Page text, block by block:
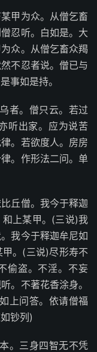
甲为众。从僧乞畜
忍听。白如是。大
众。从僧乞畜众羯
不忍者说。僧已与
事如是持。
者。僧只云。若过
听出家。应为说苦
。若欲度人。房房
。作形法二问。单
丘僧。我今于释迦
上某甲。(三说)我
我今于释迦牟尼如
。(三说)尽形寿不
偷盗。不淫。不妄
。不著花香涂身。
上问答。依请僧福
钞列)
。三身四智无不凭